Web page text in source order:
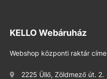
KELLO Webáruház
Webshop központi raktár címe
2225 Üllő, Zöldmező út. 2.